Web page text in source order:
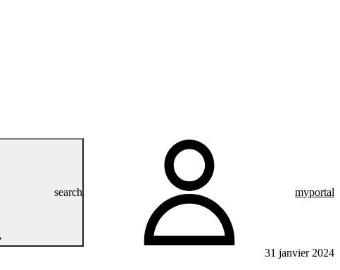
search myportal
31 janvier 2024